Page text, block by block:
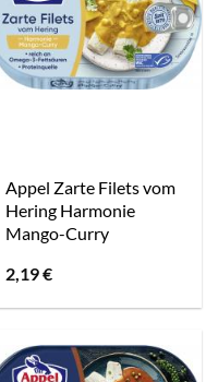
Appel Zarte Filets vom
Hering Harmonie
Mango-Curry
2,19€